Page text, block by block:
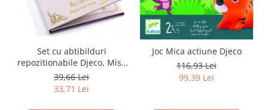
Set cu abtibilduri
repozitionabile Djeco, Miss
Lilyruby
39,66 Lei
33,71 Lei
Joc Mica actiune Djeco
116,93 Lei
99,39 Lei